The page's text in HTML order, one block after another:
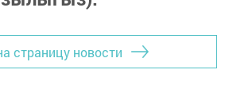
страницу новости